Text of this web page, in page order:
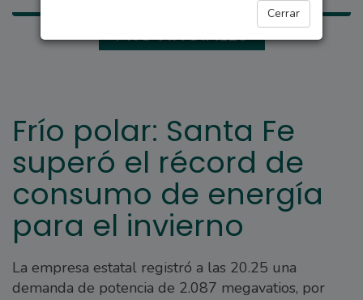
Cerrar
PROVINCIALES
Frío polar: Santa Fe
superó el récord de
consumo de energía
para el invierno
La empresa estatal registró a las 20.25 una
demanda de potencia de 2.087 megavatios, por